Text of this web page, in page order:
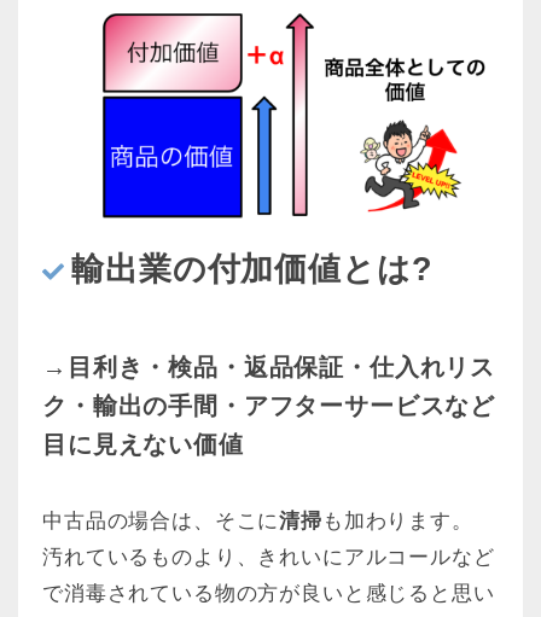
輸出業の付加価値とは?
→目利き・検品・返品保証・仕入れリス
ク・輸出の手間・アフターサービスなど
目に見えない価値
中古品の場合は、そこに清掃 も加わります。
汚れているものより、きれいにアルコールなど
で消毒されている物の方が良いと感じると思い